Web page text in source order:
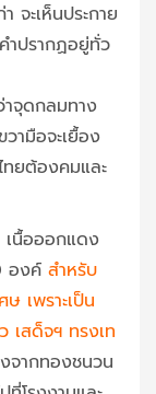
จะเห็นประกาย
ำปรากฏอยู่ทั่ว
าจุดกลมทาง
ามือจะเยื้อง
ยต้องคมและ
เนื้อออกแดง
องค์ สำหรับ
เพราะเป็น
เสด็จฯ ทรงเท
จากทองชนวน